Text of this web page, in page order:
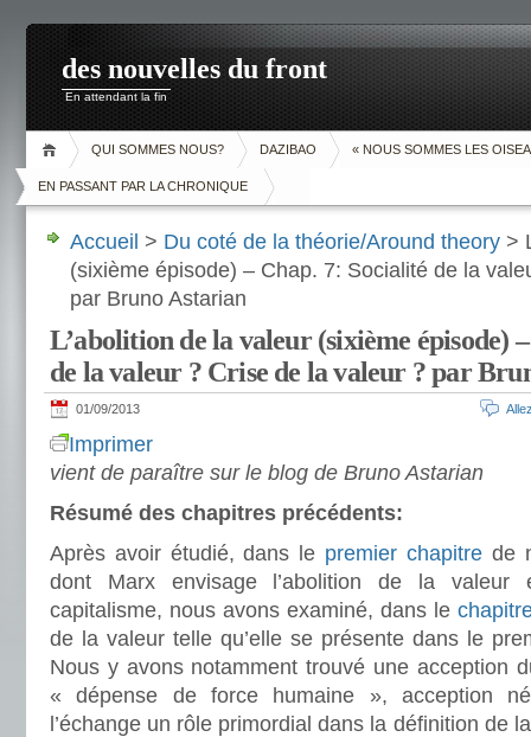
des nouvelles du front
En attendant la fin
QUI SOMMES NOUS? DAZIBAO « NOUS SOMMES LES
EN PASSANT PAR LA CHRONIQUE
Accueil > Du coté de la théorie/Around theory >
(sixième épisode) – Chap. 7: Socialité de la
par Bruno Astarian
L’abolition de la valeur (sixième épisode)
de la valeur ? Crise de la valeur ? par
01/09/2013
Imprimer
vient de paraître sur le blog de Bruno Astarian
Résumé des chapitres précédents:
Après avoir étudié, dans le premier chapitre de
dont Marx envisage l’abolition de la valeur
capitalisme, nous avons examiné, dans le
de la valeur telle qu’elle se présente dans le
Nous y avons notamment trouvé une acception
« dépense de force humaine », acception
l’échange un rôle primordial dans la définition de